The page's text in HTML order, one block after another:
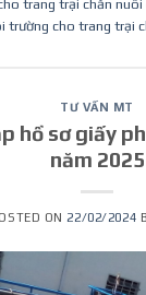
trang trại chăn nuôi
trường cho trang trại
TƯ VẤN MT
hồ sơ giấy
năm 2025
ON 22/02/2024